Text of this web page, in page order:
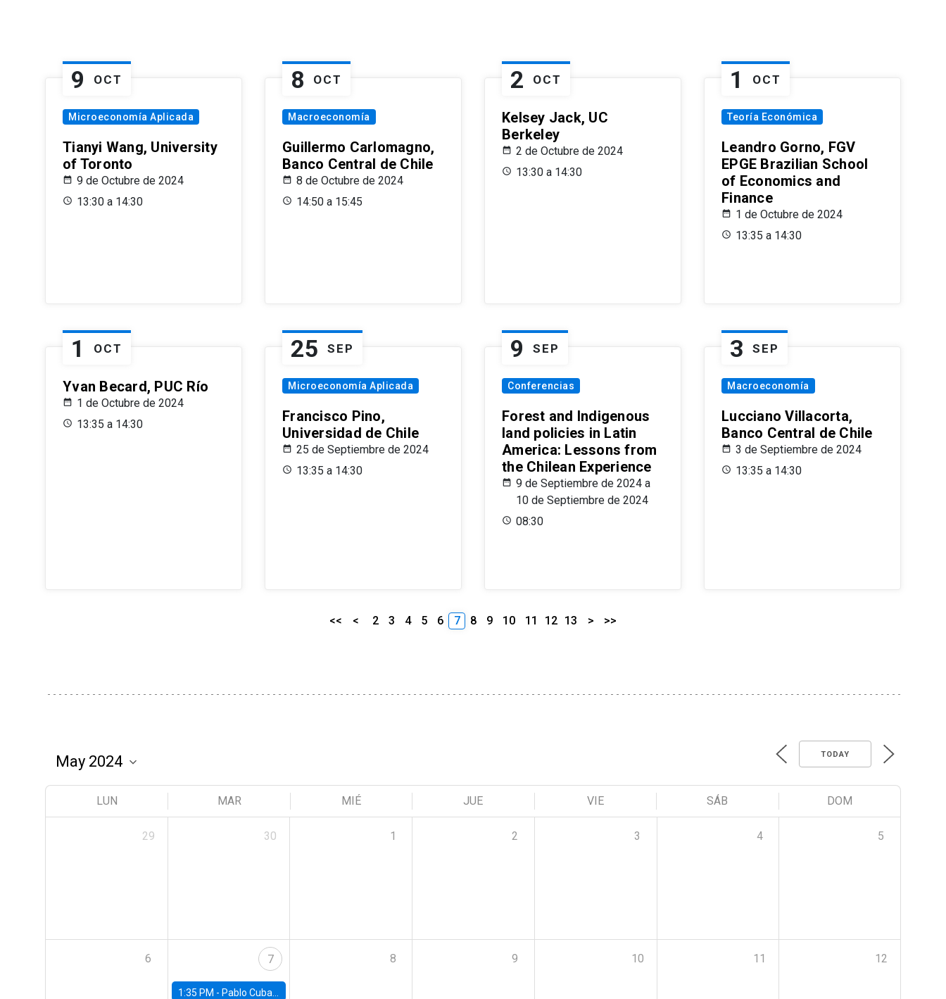
9 OCT
Microeconomía Aplicada
Tianyi Wang, University
of Toronto
9 de Octubre de 2024
13:30 a 14:30
8 OCT
Macroeconomía
Guillermo Carlomagno,
Banco Central de Chile
8 de Octubre de 2024
14:50 a 15:45
2 OCT
Kelsey Jack, UC
Berkeley
2 de Octubre de 2024
13:30 a 14:30
1 OCT
Teoría Económica
Leandro Gorno, FGV
EPGE Brazilian School
of Economics and
Finance
1 de Octubre de 2024
13:35 a 14:30
1 OCT
Yvan Becard, PUC Río
1 de Octubre de 2024
13:35 a 14:30
25 SEP
Microeconomía Aplicada
Francisco Pino,
Universidad de Chile
25 de Septiembre de 2024
13:35 a 14:30
9 SEP
Conferencias
Forest and Indigenous
land policies in Latin
America: Lessons from
the Chilean Experience
9 de Septiembre de 2024 a
10 de Septiembre de 2024
08:30
3 SEP
Macroeconomía
Lucciano Villacorta,
Banco Central de Chile
3 de Septiembre de 2024
13:35 a 14:30
<< < 2 3 4 5 6 7 8 9 10 11 12 13 > >>
TODAY
LUN MAR MIÉ JUE VIE SÁB DOM
29 30 1 2 3 4 5
6 7
1:35 PM - Pablo Cuba, FED Board
8 9 10 11 12